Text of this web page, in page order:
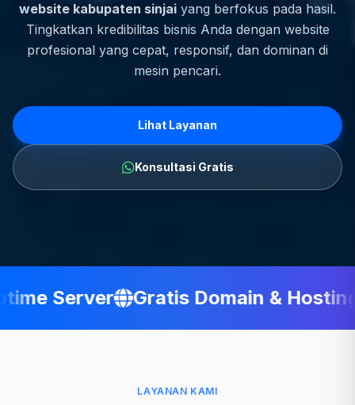
website kabupaten sinjai yang berfokus pada hasil.
Tingkatkan kredibilitas bisnis Anda dengan website
profesional yang cepat, responsif, dan dominan di
mesin pencari.
Lihat Layanan
Konsultasi Gratis
Server Gratis Domain & Hosting
LAYANAN KAMI